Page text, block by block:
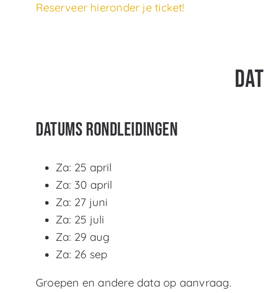
Reserveer hieronder je ticket!
Datums rondleidingen
Za: 25 april
Za: 30 april
Za: 27 juni
Za: 25 juli
Za: 29 aug
Za: 26 sep
Groepen en andere data op aanvraag.